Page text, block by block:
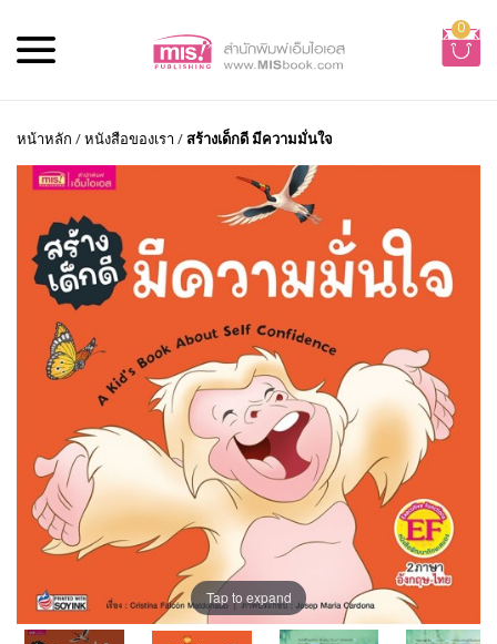
0
หน้าหลัก /หนังสือของเรา /สร้างเด็กดี มีความมั่นใจ
Tap to expand